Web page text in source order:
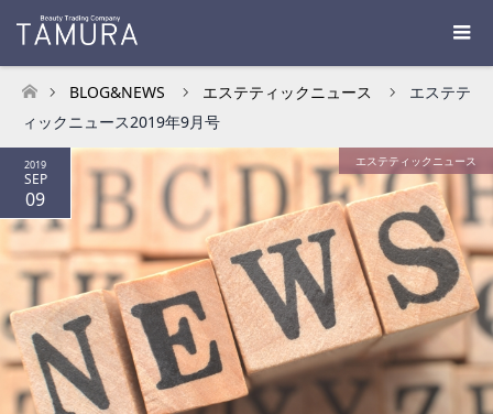
ホーム
BLOG&NEWS エステティックニュース
エステテ
ィックニュース2019年9月号
2019
SEP
09
エステティックニュース